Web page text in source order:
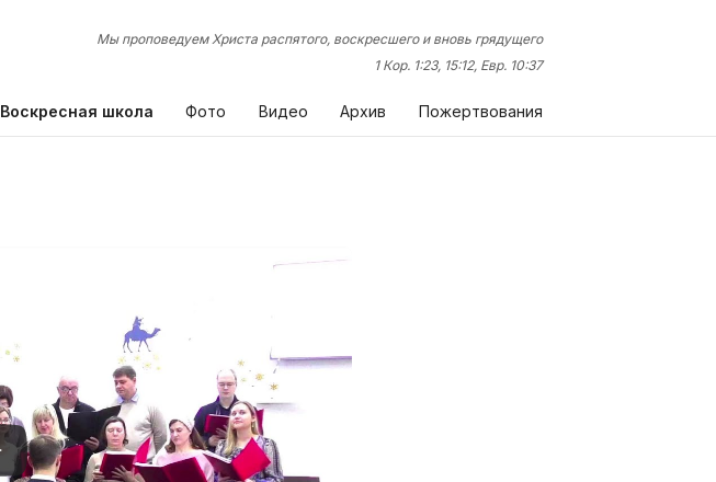
Мы проповедуем Христа распятого, воскресшего и вновь грядущего
1 Кор. 1:23, 15:12, Евр. 10:37
Воскресная школа Фото Видео Архив Пожертвования